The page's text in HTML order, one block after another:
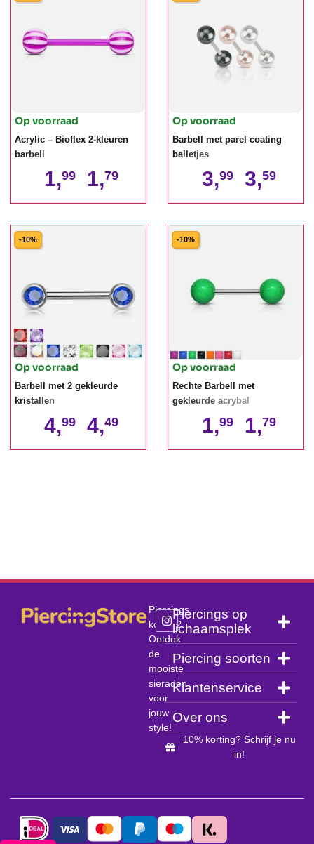
Op voorraad
Acrylic – Bioflex 2-kleuren
barbell
1,99 1,79
Op voorraad
Barbell met parel coating
balletjes
3,99 3,59
-10%
Op voorraad
Barbell met 2 gekleurde
kristallen
4,99 4,49
-10%
Op voorraad
Rechte Barbell met
gekleurde acrybal
1,99 1,79
Piercings
kopen?
Ontdek
de
mooiste
sieraden
voor
jouw
style!
Piercings op
lichaamsplek
Piercing soorten
Klantenservice
Over ons
10% korting? Schrijf je nu
in!